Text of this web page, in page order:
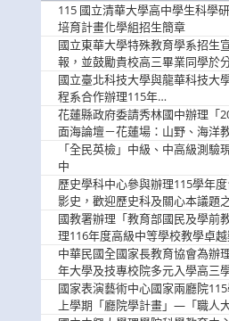
115 國立清華大學高中學生科學
培育計畫化學組招生簡章
國立東華大學特殊教育學系招生
報，並鼓勵貴校高三畢業同學於
階段踴躍選填。
國立臺北科技大學與龍華科技大
程系合作辦理115年
「115.08.10~08.12「AI賦能應用
導體研習營」，歡迎學生踴躍報
花蓮縣政府委請秀林國中辦理「
面海論壇－花蓮場：山野、海洋
外安全實務課程」，歡迎踴躍報
「全民英檢」中級、中高級測驗
中
歷史學科中心參與辦理115學年度
影史，歡迎歷史科及關心本議題
躍報名參加
國教署辦理「教育部國民及學前
理116年度高級中等學校教學卓越
實施計畫」，鼓勵教師踴躍報名
中華民國全國家長教育協會為辦
年大學及技專校院多元入學高三
輔導家長說明會」
國家表演藝術中心國家兩廳院
上學期「廳院學計畫」—「職人